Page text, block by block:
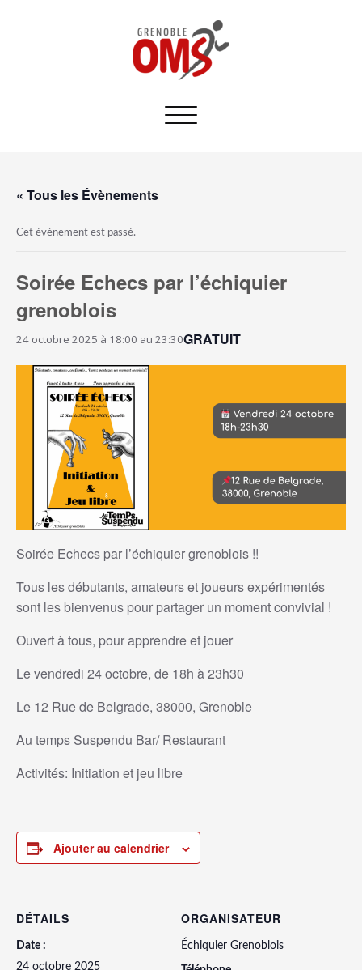
Afficher/masquer
« Tous les Évènements
Cet évènement est passé.
Soirée Echecs par l’échiquier
grenoblois
24 octobre 2025 à 18:00 au 23:30GRATUIT
Soirée Echecs par l’échiquier grenoblois !!
Tous les débutants, amateurs et joueurs expérimentés
sont les bienvenus pour partager un moment convivial !
Ouvert à tous, pour apprendre et jouer
Le vendredi 24 octobre, de 18h à 23h30
Le 12 Rue de Belgrade, 38000, Grenoble
Au temps Suspendu Bar/ Restaurant
Activités: Initiation et jeu libre
Ajouter au calendrier
DÉTAILS
Date :
24 octobre 2025
ORGANISATEUR
Échiquier Grenoblois